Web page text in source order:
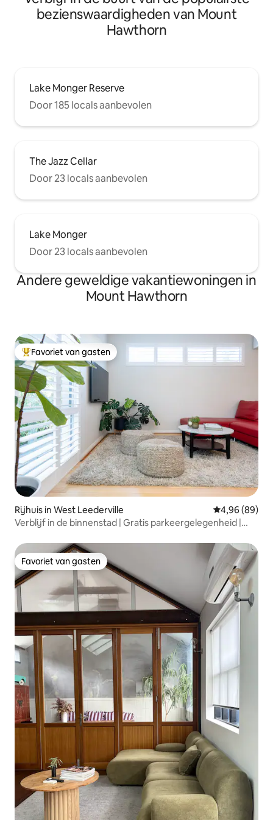
bezienswaardigheden van Mount
Hawthorn
Lake Monger Reserve
Door 185 locals aanbevolen
The Jazz Cellar
Door 23 locals aanbevolen
Lake Monger
Door 23 locals aanbevolen
Andere geweldige vakantiewoningen in
Mount Hawthorn
Topfavoriet van gasten
Favoriet van gasten
Rijhuis in West Leederville Gemiddelde
4,96 (89)
Verblijf in de binnenstad | Gratis parkeergelegenheid |
Favoriet van gasten
Favoriet van gasten